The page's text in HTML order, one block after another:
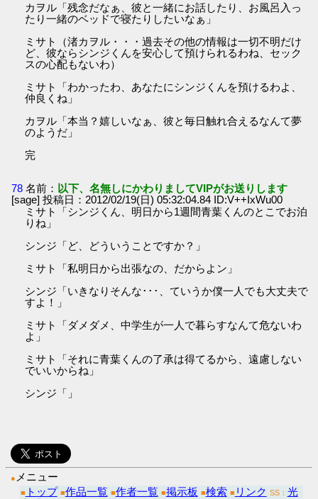
カヲル「残念だなぁ、彼と一緒にお話したり、お風呂入っ
たり一緒のベッドで寝たりしたいなぁ」
ミサト（渚カヲル・・・過去その他の情報は一切不明だけ
ど、彼ならシンジくんを安心して預けられるわね、セック
スの心配もないわ）
ミサト「わかったわ、あなたにシンジくんを預けるわよ、
仲良くね」
カヲル「本当？嬉しいなぁ、彼と毎日触れ合えるなんて夢
のようだ」
完
78 名前： 以下、名無しにかわりましてVIPがお送りします
[sage] 投稿日：2012/02/19(日) 05:32:04.84 ID:V++IxWu00
ミサト「シンジくん、明日から1週間青葉くんのとこでお泊
りね」
シンジ「ど、どういうことですか？」
ミサト「私明日から出張なの、だからよン」
シンジ「いきなりそんな･･･、ていうか僕一人でも大丈夫で
すよ！」
ミサト「ダメダメ、中学生が一人で暮らすなんて危ないわ
よ」
ミサト「それに青葉くんの了承は得てるから、遠慮しない
でいいからね」
シンジ「」
● メニュー
■ トップ ■作品一覧 ■作者一覧 ■掲示板 ■検索 ■ リンク SS： 光